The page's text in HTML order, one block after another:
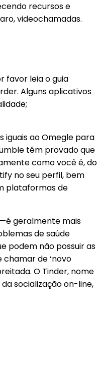
recursos e
videochamadas.
favor leia o guia
Alguns aplicativos
iguais ao Omegle para
têm provado que
como você é, do
no seu perfil, bem
plataformas de
geralmente mais
de saúde
podem não possuir as
de ‘novo
O Tinder, nome
socialização on-line,